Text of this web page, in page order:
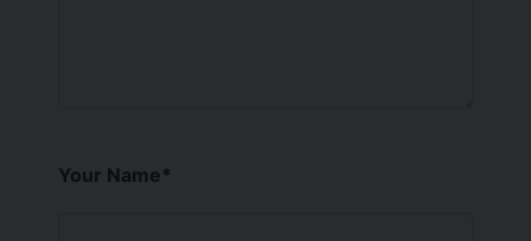
Your Name*